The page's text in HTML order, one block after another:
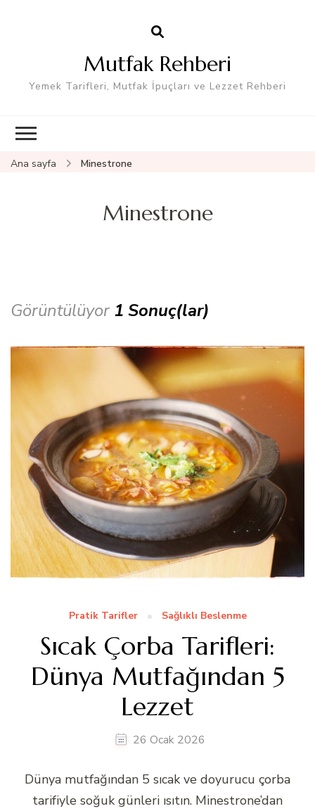
Mutfak Rehberi
Yemek Tarifleri, Mutfak İpuçları ve Lezzet Rehberi
Ana sayfa Minestrone
Minestrone
Görüntülüyor 1 Sonuç(lar)
Pratik Tarifler Sağlıklı Beslenme
Sıcak Çorba Tarifleri:
Dünya Mutfağından 5
Lezzet
26 Ocak 2026
Dünya mutfağından 5 sıcak ve doyurucu çorba
tarifiyle soğuk günleri ısıtın. Minestrone’dan